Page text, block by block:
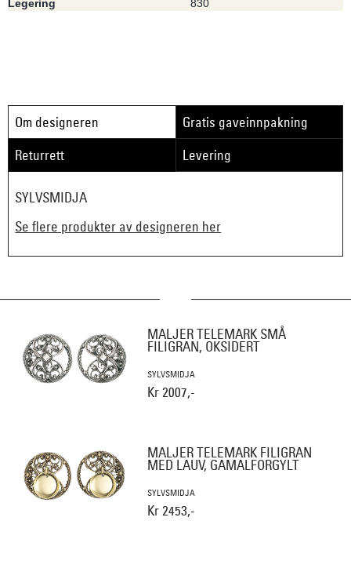
Legering
830
Om designeren
Gratis gaveinnpakning
Returrett
Levering
SYLVSMIDJA
Se flere produkter av designeren her
MALJER TELEMARK SMÅ
FILIGRAN, OKSIDERT
SYLVSMIDJA
Kr 2007,-
MALJER TELEMARK FILIGRAN
MED LAUV, GAMALFORGYLT
SYLVSMIDJA
Kr 2453,-